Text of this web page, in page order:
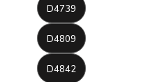
D4739
D4809
D4842